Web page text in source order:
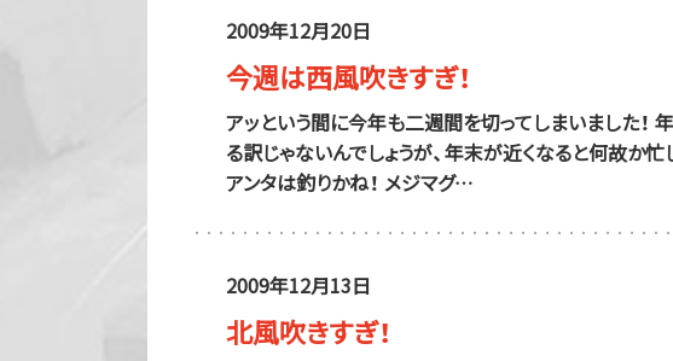
2009年12月20日
今週は西風吹きすぎ！
アッという間に今年も二週間を切ってしまいました
る訳じゃないんでしょうが、年末が近くなると何故か
アンタは釣りかね！ メジマグ…
2009年12月13日
北風吹きすぎ！